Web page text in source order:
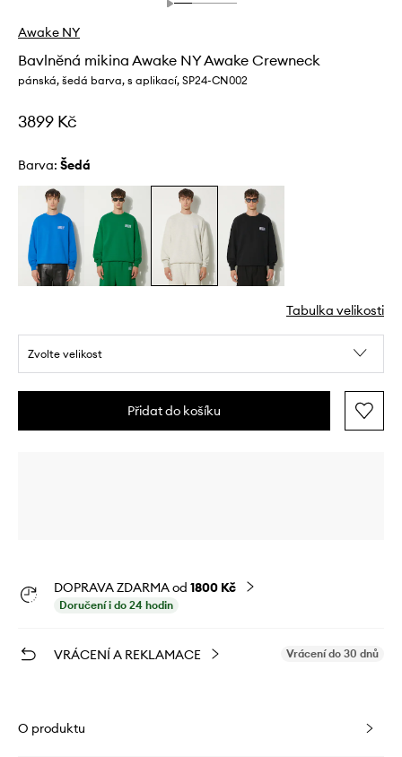
Awake NY
Bavlněná mikina Awake NY Awake Crewneck
pánská, šedá barva, s aplikací, SP24-CN002
3899 Kč
Barva: šedá
Tabulka velikosti
Zvolte velikost
Přidat do košíku
DOPRAVA ZDARMA od 1800 Kč
Doručení i do 24 hodin
VRÁCENÍ A REKLAMACE Vrácení do 30 dnů
O produktu